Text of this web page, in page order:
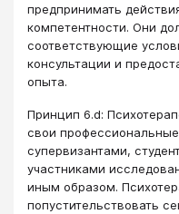
предпринимать
компетентности. Они
соответствующие
консультации и
опыта.
Принцип 6.d:
свои
супервизантами,
участниками
иным образом.
попустительствовать